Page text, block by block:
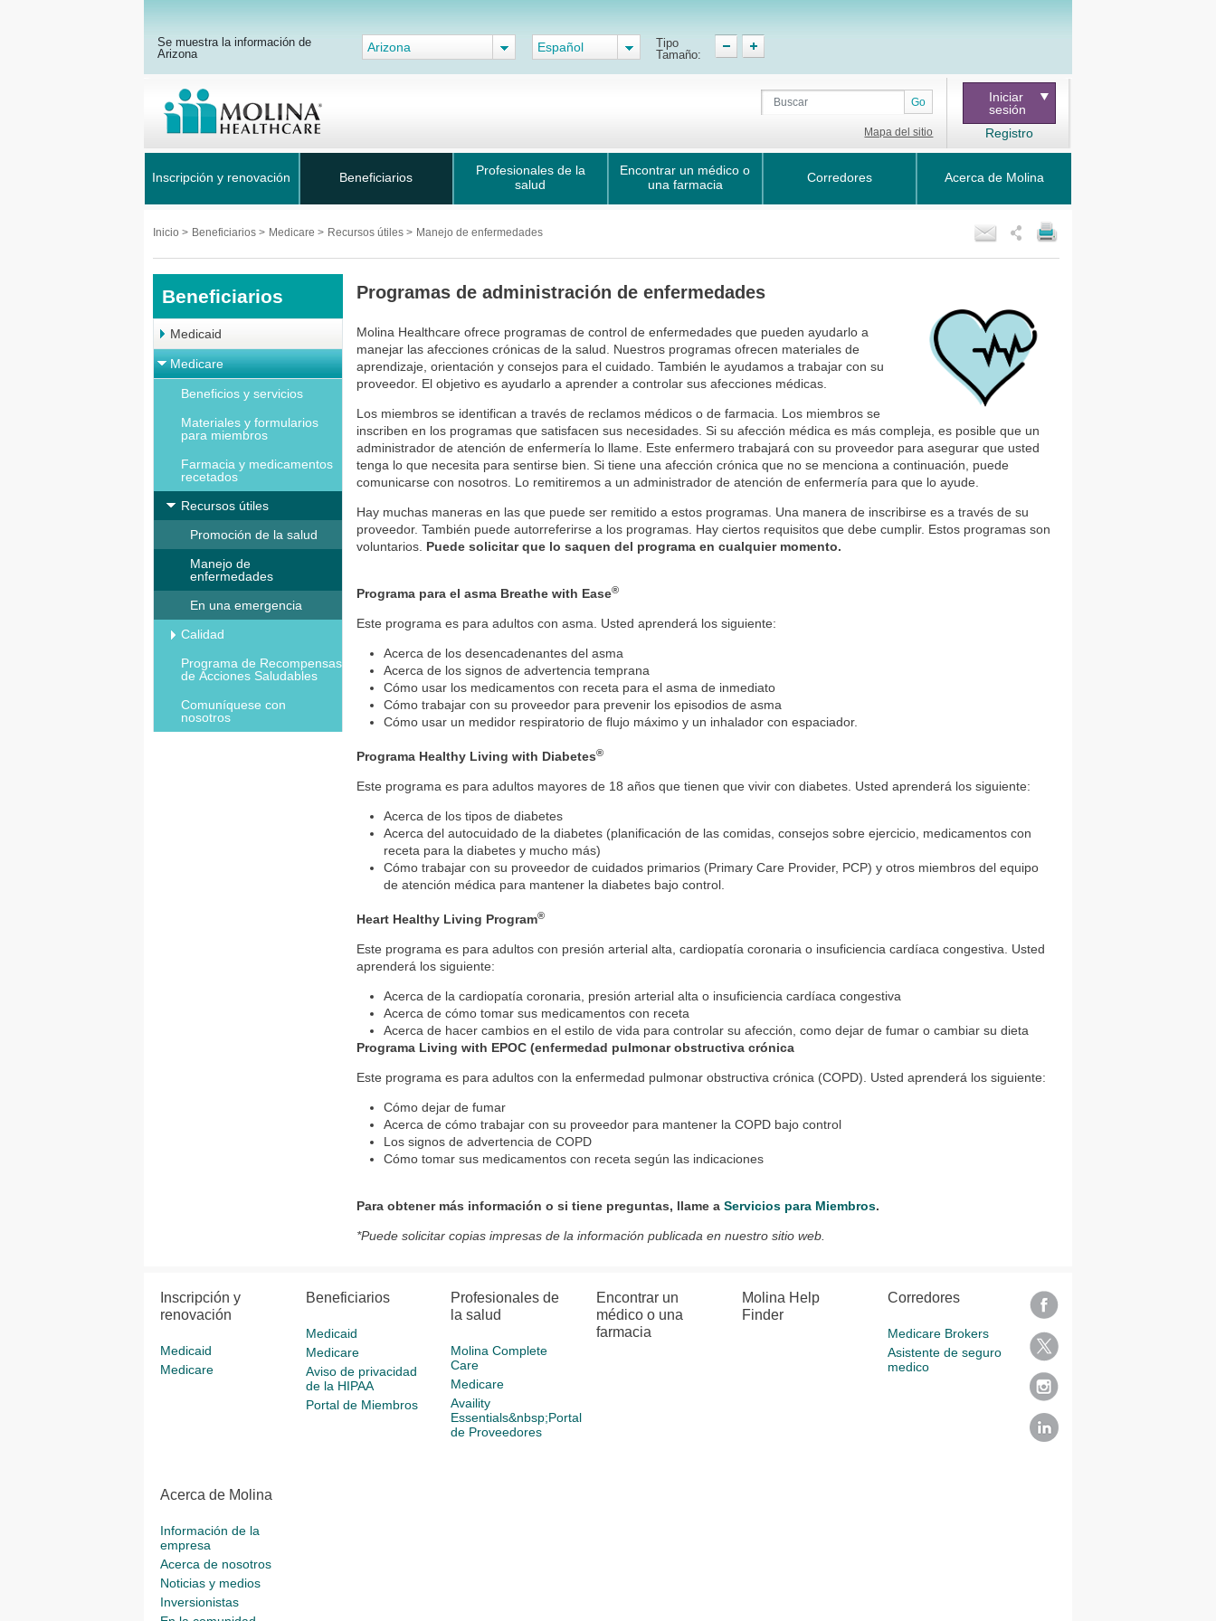
Se muestra la información de
Arizona
Arizona Español
Tipo
Tamaño:
Go
Mapa del sitio
Iniciar
sesión
Registro
Inscripción y renovación Beneficiarios
Profesionales de la
salud
Encontrar un médico o
una farmacia
Corredores Acerca de Molina
Inicio > Beneficiarios > Medicare > Recursos útiles > Manejo de enfermedades
Beneficiarios
Medicaid
Medicare
Beneficios y servicios
Materiales y formularios
para miembros
Farmacia y medicamentos
recetados
Recursos útiles
Promoción de la salud
Manejo de
enfermedades
En una emergencia
Calidad
Programa de Recompensas
de Acciones Saludables
Comuníquese con
nosotros
Programas de administración de enfermedades
Molina Healthcare ofrece programas de control de enfermedades que pueden ayudarlo a
manejar las afecciones crónicas de la salud. Nuestros programas ofrecen materiales de
aprendizaje, orientación y consejos para el cuidado. También le ayudamos a trabajar con su
proveedor. El objetivo es ayudarlo a aprender a controlar sus afecciones médicas.
Los miembros se identifican a través de reclamos médicos o de farmacia. Los miembros se
inscriben en los programas que satisfacen sus necesidades. Si su afección médica es más compleja, es posible que un
administrador de atención de enfermería lo llame. Este enfermero trabajará con su proveedor para asegurar que usted
tenga lo que necesita para sentirse bien. Si tiene una afección crónica que no se menciona a continuación, puede
comunicarse con nosotros. Lo remitiremos a un administrador de atención de enfermería para que lo ayude.
Hay muchas maneras en las que puede ser remitido a estos programas. Una manera de inscribirse es a través de su
proveedor. También puede autorreferirse a los programas. Hay ciertos requisitos que debe cumplir. Estos programas son
voluntarios. Puede solicitar que lo saquen del programa en cualquier momento.
Programa para el asma Breathe with Ease®
Este programa es para adultos con asma. Usted aprenderá los siguiente:
Acerca de los desencadenantes del asma
Acerca de los signos de advertencia temprana
Cómo usar los medicamentos con receta para el asma de inmediato
Cómo trabajar con su proveedor para prevenir los episodios de asma
Cómo usar un medidor respiratorio de flujo máximo y un inhalador con espaciador.
Programa Healthy Living with Diabetes®
Este programa es para adultos mayores de 18 años que tienen que vivir con diabetes. Usted aprenderá los siguiente:
Acerca de los tipos de diabetes
Acerca del autocuidado de la diabetes (planificación de las comidas, consejos sobre ejercicio, medicamentos con
receta para la diabetes y mucho más)
Cómo trabajar con su proveedor de cuidados primarios (Primary Care Provider, PCP) y otros miembros del equipo
de atención médica para mantener la diabetes bajo control.
Heart Healthy Living Program®
Este programa es para adultos con presión arterial alta, cardiopatía coronaria o insuficiencia cardíaca congestiva. Usted
aprenderá los siguiente:
Acerca de la cardiopatía coronaria, presión arterial alta o insuficiencia cardíaca congestiva
Acerca de cómo tomar sus medicamentos con receta
Acerca de hacer cambios en el estilo de vida para controlar su afección, como dejar de fumar o cambiar su dieta
Programa Living with EPOC (enfermedad pulmonar obstructiva crónica
Este programa es para adultos con la enfermedad pulmonar obstructiva crónica (COPD). Usted aprenderá los siguiente:
Cómo dejar de fumar
Acerca de cómo trabajar con su proveedor para mantener la COPD bajo control
Los signos de advertencia de COPD
Cómo tomar sus medicamentos con receta según las indicaciones
Para obtener más información o si tiene preguntas, llame aServicios para Miembros.
*Puede solicitar copias impresas de la información publicada en nuestro sitio web.
Inscripción y
renovación
Medicaid
Medicare
Beneficiarios
Medicaid
Medicare
Aviso de privacidad
de la HIPAA
Portal de Miembros
Profesionales de
la salud
Molina Complete
Care
Medicare
Availity
Essentials&nbsp;Portal
de Proveedores
Encontrar un
médico o una
farmacia
Molina Help
Finder
Corredores
Medicare Brokers
Asistente de seguro
medico
Acerca de Molina
Información de la
empresa
Acerca de nosotros
Noticias y medios
Inversionistas